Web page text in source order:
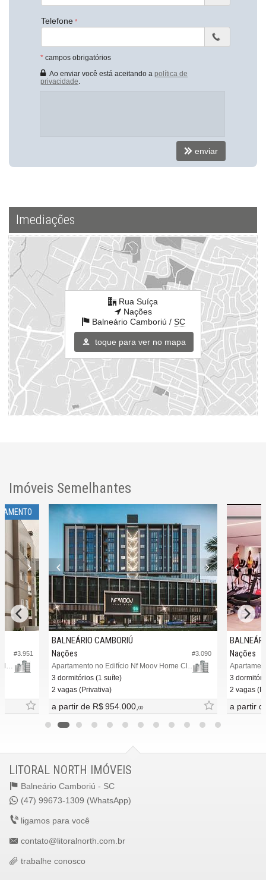
Características do Empreendimento
Salão de Festas
Medidores Individuais
Brinquedoteca
Gás Central
Elevador
ver mapa abaixo
Telefone
* campos obrigatórios
Ao enviar você está aceitando a política de
privacidade
enviar
Imediações
Rua Suíça
Nações
Balneário Camboriú / SC
toque para ver no mapa
Imóveis Semelhantes
#3.951
Apartamento no Edifício Monterrey Residence
#3.090
BALNEÁRIO CAMBORIÚ
Nações
Apartamento no Edifício Nf Moov Home Club
3 dormitórios (1 suíte)
2 vagas (Privativa)
a partir de R$ 954.000, 00
Nações
3
2 vagas
a partir
LITORAL NORTH IMÓVEIS
Balneário Camboriú - SC
(47) 99673-1309 (WhatsApp)
ligamos para você
contato@litoralnorth.com.br
trabalhe conosco